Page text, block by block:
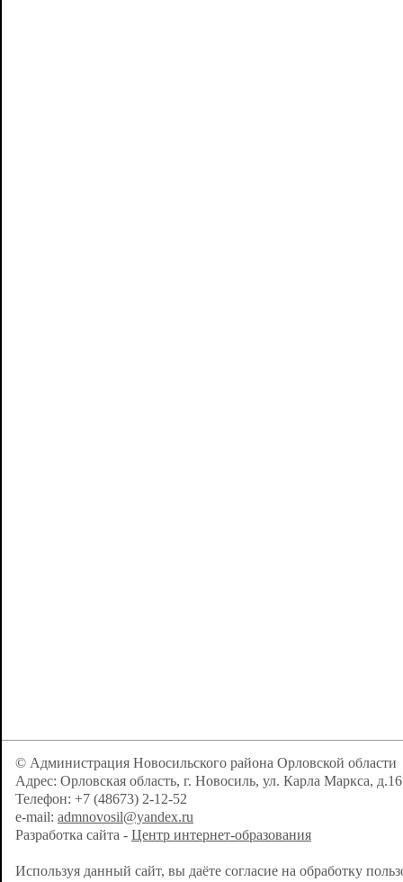
© Администрация Новосильского района Орловской области
Адрес: Орловская область, г. Новосиль, ул. Карла Маркса, д.16
Телефон: +7 (48673) 2-12-52
e-mail: admnovosil@yandex.ru
Разработка сайта - Центр интернет-образования
Используя данный сайт, вы даёте согласие на обработку